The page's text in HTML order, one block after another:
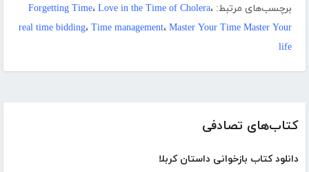
کتاب‌های تصادفی
دانلود کتاب بازخوانی داستان کربلا
برچسب‌های مرتبط: Forgetting Time، Love in the Time of Cholera،
real time bidding، Time management، Master Your Time Master Your
life